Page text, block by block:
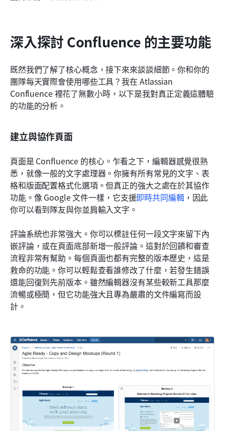
深入探討 Confluence 的主要功能
既然我們了解了核心概念，接下來來談談細節。你和你的
團隊每天實際會使用哪些工具？我在 Atlassian
Confluence 裡花了無數小時，以下是我對真正定義這體驗
的功能的分析。
建立與協作頁面
頁面是 Confluence 的核心。乍看之下，編輯器感覺很熟
悉，就像一般的文字處理器。你擁有所有常見的文字、表
格和版面配置格式化選項。但真正的強大之處在於其協作
功能。像 Google 文件一樣，它支援即時共同編輯，因此
你可以看到隊友與你並肩輸入文字。
評論系統也非常強大。你可以標註任何一段文字來留下內
嵌評論，或在頁面底部新增一般評論。這對於回饋和審查
流程非常有幫助。每個頁面也都有完整的版本歷史，這是
救命的功能。你可以輕鬆查看誰修改了什麼，若發生錯誤
還能回復到先前版本。雖然編輯器沒有某些較新工具那麼
流暢或極簡，但它功能強大且專為嚴肅的文件編寫而設
計。